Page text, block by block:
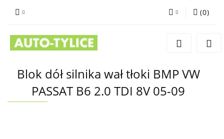
Zaloguj się
Dodaj zgłoszenie
(0)
Blok dół silnika wał tłoki BMP VW
PASSAT B6 2.0 TDI 8V 05-09